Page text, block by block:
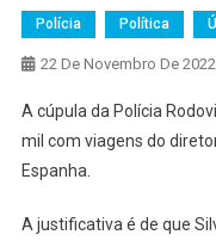
Polícia Política
22 De Novembro De 2022
A cúpula da Polícia
mil com viagens do
Espanha.
A justificativa é de que